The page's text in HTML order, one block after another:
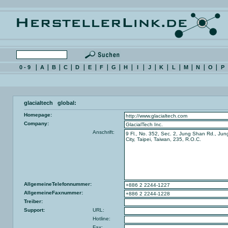
0 - 9 A B C D E F G H I J K L M N O P
glacialtech global:
Homepage:
Company:
Anschrift:
AllgemeineTelefonnummer:
AllgemeineFaxnummer:
Treiber:
Support:
URL:
Hotline: